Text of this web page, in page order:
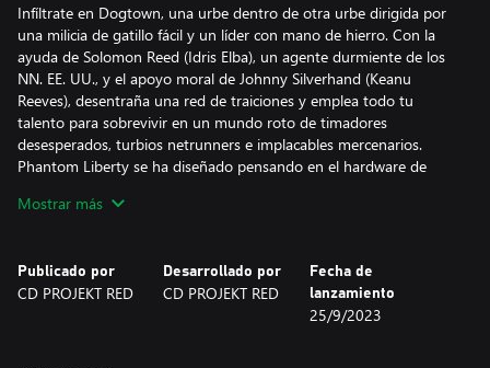
Infíltrate en Dogtown, una urbe dentro de otra urbe dirigida por
una milicia de gatillo fácil y un líder con mano de hierro. Con la
ayuda de Solomon Reed (Idris Elba), un agente durmiente de los
NN. EE. UU., y el apoyo moral de Johnny Silverhand (Keanu
Reeves), desentraña una red de traiciones y emplea todo tu
talento para sobrevivir en un mundo roto de timadores
desesperados, turbios netrunners e implacables mercenarios.
Phantom Liberty se ha diseñado pensando en el hardware de
curros, encargos y misiones, y una emocionante campaña
Mostrar más
Publicado por
CD PROJEKT RED
Desarrollado por
CD PROJEKT RED
Fecha de
lanzamiento
25/9/2023